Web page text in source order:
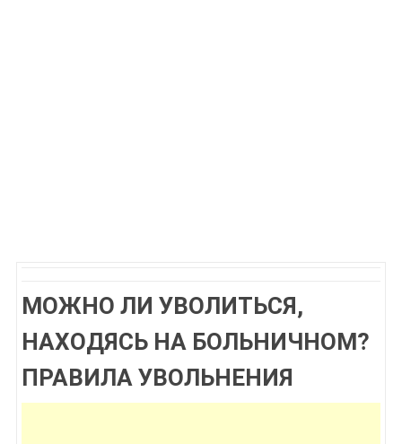
МОЖНО ЛИ УВОЛИТЬСЯ,
НАХОДЯСЬ НА БОЛЬНИЧНОМ?
ПРАВИЛА УВОЛЬНЕНИЯ